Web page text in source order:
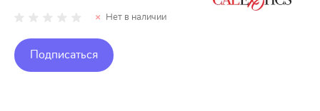
Нет в наличии
Подписаться